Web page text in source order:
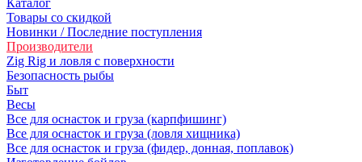
Каталог
Товары со скидкой
Новинки / Последние поступления
Производители
Zig Rig и ловля с поверхности
Безoпасность рыбы
Быт
Весы
Все для оснасток и груза (карпфишинг)
Все для оснасток и груза (ловля хищника)
Все для оснасток и груза (фидер, донная, поплавок)